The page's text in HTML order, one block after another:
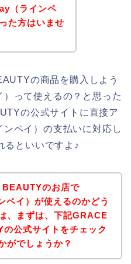
（ラインペ
た方はいませ
の商品を購入しよう
って使えるの？と思った
の公式サイトに直接ア
ペイ）の支払いに対応し
るといいですよ♪
のお店で
ペイ）が使えるのかどう
、まずは、下記GRACE
公式サイトをチェック
がでしょうか？